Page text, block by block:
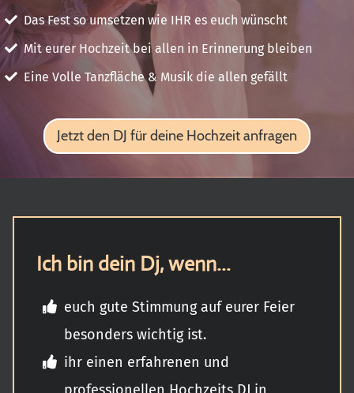
Das Fest so umsetzen wie IHR es euch wünscht
Mit eurer Hochzeit bei allen in Erinnerung bleiben
Eine Volle Tanzfläche & Musik die allen gefällt
Jetzt den DJ für deine Hochzeit anfragen
Ich bin dein Dj, wenn...
euch gute Stimmung auf eurer Feier
besonders wichtig ist.
ihr einen erfahrenen und